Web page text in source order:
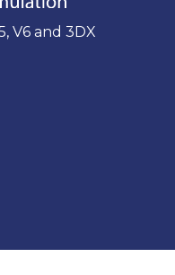
V6 and 3DX